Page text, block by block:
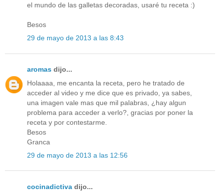
el mundo de las galletas decoradas, usaré tu receta :)
Besos
29 de mayo de 2013 a las 8:43
aromas dijo...
Holaaaa, me encanta la receta, pero he tratado de
acceder al video y me dice que es privado, ya sabes,
una imagen vale mas que mil palabras, ¿hay algun
problema para acceder a verlo?, gracias por poner la
receta y por contestarme.
Besos
Granca
29 de mayo de 2013 a las 12:56
cocinadictiva dijo...